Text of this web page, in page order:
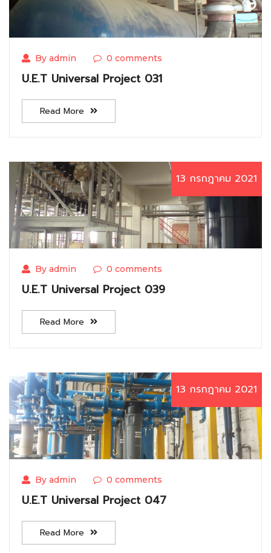
By admin 0 comments
U.E.T Universal Project 031
Read More
13 กรกฎาคม 2021
By admin 0 comments
U.E.T Universal Project 039
Read More
13 กรกฎาคม 2021
By admin 0 comments
U.E.T Universal Project 047
Read More